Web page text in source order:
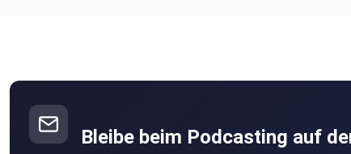
Bleibe beim Podcasting auf